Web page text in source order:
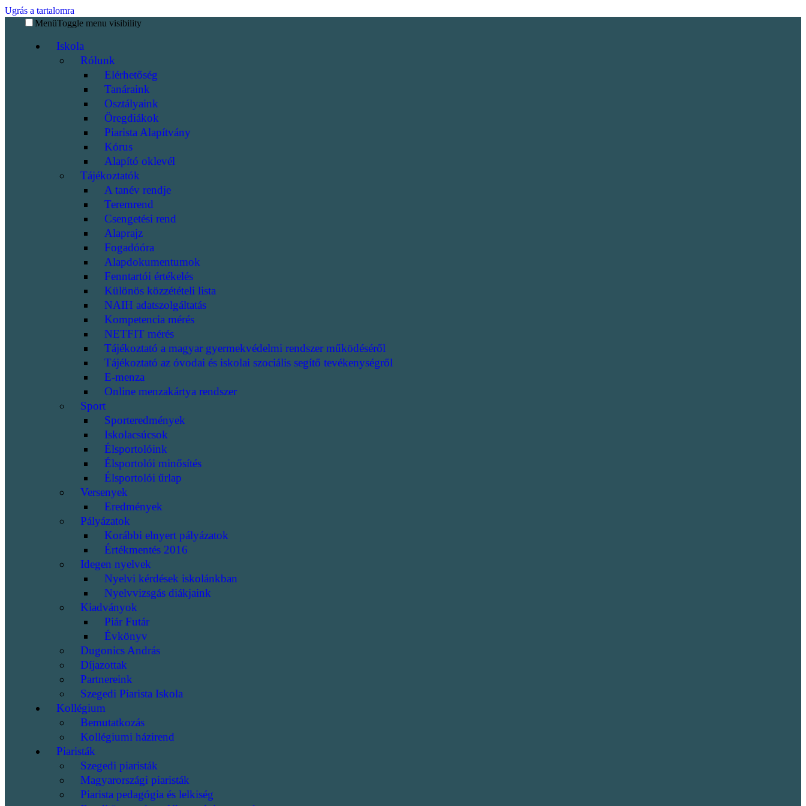
Ugrás a tartalomra
MenüToggle menu visibility
Iskola
Rólunk
Elérhetőség
Tanáraink
Osztályaink
Öregdiákok
Piarista Alapítvány
Kórus
Alapító oklevél
Tájékoztatók
A tanév rendje
Teremrend
Csengetési rend
Alaprajz
Fogadóóra
Alapdokumentumok
Fenntartói értékelés
Különös közzétételi lista
NAIH adatszolgáltatás
Kompetencia mérés
NETFIT mérés
Tájékoztató a magyar gyermekvédelmi rendszer működéséről
Tájékoztató az óvodai és iskolai szociális segítő tevékenységről
E-menza
Online menzakártya rendszer
Sport
Sporteredmények
Iskolacsúcsok
Élsportolóink
Élsportolói minősítés
Élsportolói űrlap
Versenyek
Eredmények
Pályázatok
Korábbi elnyert pályázatok
Értékmentés 2016
Idegen nyelvek
Nyelvi kérdések iskolánkban
Nyelvvizsgás diákjaink
Kiadványok
Piár Futár
Évkönyv
Dugonics András
Díjazottak
Partnereink
Szegedi Piarista Iskola
Kollégium
Bemutatkozás
Kollégiumi házirend
Piaristák
Szegedi piaristák
Magyarországi piaristák
Piarista pedagógia és lelkiség